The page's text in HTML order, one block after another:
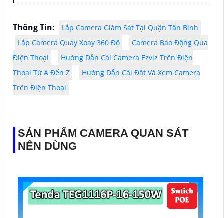
Thông Tin:
Lắp Camera Giám Sát Tại Quận Tân Bình
Lắp Camera Quay Xoay 360 Độ
Camera Báo Động Qua
Điện Thoại
Hướng Dẫn Cài Camera Ezviz Trên Điện
Thoại Từ A Đến Z
Hướng Dẫn Cài Đặt Và Xem Camera
Trên Điện Thoại
SẢN PHẨM CAMERA QUAN SÁT
NÊN DÙNG